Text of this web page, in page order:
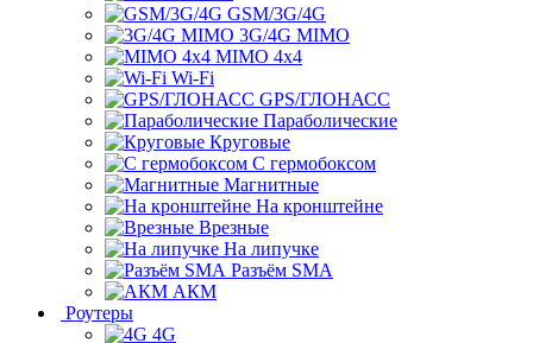
GSM/3G/4G
3G/4G MIMO
MIMO 4x4
Wi-Fi
GPS/ГЛОНАСС
Параболические
Круговые
С гермобоксом
Магнитные
На кронштейне
Врезные
На липучке
Разъём SMA
АКМ
Роутеры
4G